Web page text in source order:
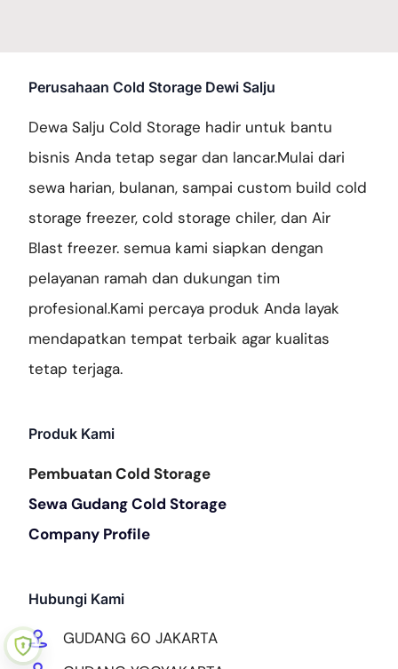
Perusahaan Cold Storage Dewi Salju
Dewa Salju Cold Storage hadir untuk bantu
bisnis Anda tetap segar dan lancar.Mulai dari
sewa harian, bulanan, sampai custom build cold
storage freezer, cold storage chiler, dan Air
Blast freezer. semua kami siapkan dengan
pelayanan ramah dan dukungan tim
profesional.Kami percaya produk Anda layak
mendapatkan tempat terbaik agar kualitas
tetap terjaga.
Produk Kami
Pembuatan Cold Storage
Sewa Gudang Cold Storage
Company Profile
Hubungi Kami
GUDANG 60 JAKARTA
Chiller, Air Blast Freezer, Cold Room, Clean Room, Walk in Freezer,
Walk in Chiller, Murah di Jakarta